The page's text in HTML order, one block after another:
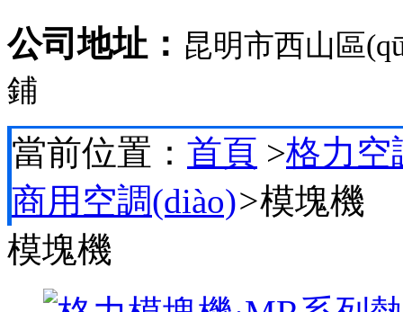
公司地址： 昆明市西山區
鋪
當前位置： 首頁 >格力空
商用空調(diào)>模塊機
模塊機